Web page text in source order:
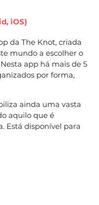
iOS)
da The Knot, criada
mundo a escolher o
app há mais de 5
por forma,
ainda uma vasta
aquilo que é
Está disponível para